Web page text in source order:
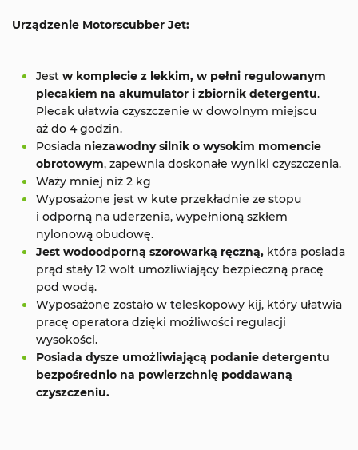
Urządzenie Motorscubber Jet:
Jest w komplecie z lekkim, w pełni regulowanym
plecakiem na akumulator i zbiornik detergentu.
Plecak ułatwia czyszczenie w dowolnym miejscu
aż do 4 godzin.
Posiada niezawodny silnik o wysokim momencie
obrotowym, zapewnia doskonałe wyniki czyszczenia.
Waży mniej niż 2 kg
Wyposażone jest w kute przekładnie ze stopu
i odporną na uderzenia, wypełnioną szkłem
nylonową obudowę.
Jest wodoodporną szorowarką ręczną, która posiada
prąd stały 12 wolt umożliwiający bezpieczną pracę
pod wodą.
Wyposażone zostało w teleskopowy kij, który ułatwia
pracę operatora dzięki możliwości regulacji
wysokości.
Posiada dysze umożliwiającą podanie detergentu
bezpośrednio na powierzchnię poddawaną
czyszczeniu.